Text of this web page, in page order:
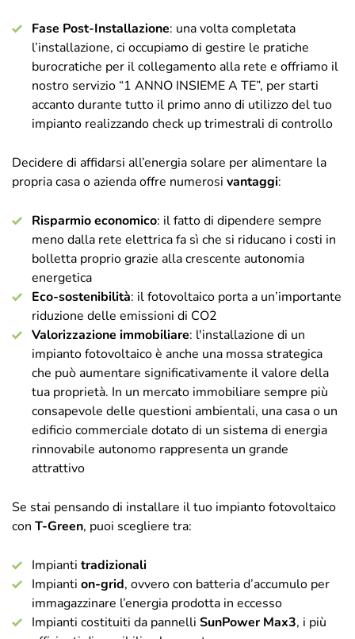
Fase Post-Installazione: una volta completata
l’installazione, ci occupiamo di gestire le pratiche
burocratiche per il collegamento alla rete e offriamo il
nostro servizio “1 ANNO INSIEME A TE”, per starti
accanto durante tutto il primo anno di utilizzo del tuo
impianto realizzando check up trimestrali di controllo
Decidere di affidarsi all’energia solare per alimentare la
propria casa o azienda offre numerosi vantaggi:
Risparmio economico: il fatto di dipendere sempre
meno dalla rete elettrica fa sì che si riducano i costi in
bolletta proprio grazie alla crescente autonomia
energetica
Eco-sostenibilità: il fotovoltaico porta a un’importante
riduzione delle emissioni di CO2
Valorizzazione immobiliare: l'installazione di un
impianto fotovoltaico è anche una mossa strategica
che può aumentare significativamente il valore della
tua proprietà. In un mercato immobiliare sempre più
consapevole delle questioni ambientali, una casa o un
edificio commerciale dotato di un sistema di energia
rinnovabile autonomo rappresenta un grande
attrattivo
Se stai pensando di installare il tuo impianto fotovoltaico
con T-Green, puoi scegliere tra:
Impianti tradizionali
Impianti on-grid, ovvero con batteria d’accumulo per
immagazzinare l’energia prodotta in eccesso
Impianti costituiti da pannelli SunPower Max3, i più